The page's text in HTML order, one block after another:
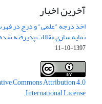
آخرین اخبار
اخذ درجه "علمی" و درج در
نمایه سازی مقالات پذیرفته
1397-10-11
Commons Attribution 4.0
International License
.